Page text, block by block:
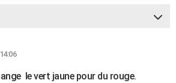
le vert jaune pour du rouge.